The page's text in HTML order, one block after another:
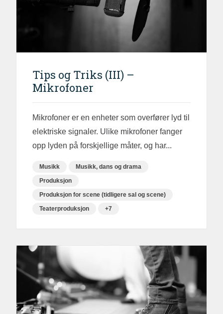
Tips og Triks (III) –
Mikrofoner
Mikrofoner er en enheter som overfører lyd til
elektriske signaler. Ulike mikrofoner fanger
opp lyden på forskjellige måter, og har...
Musikk
Musikk, dans og drama
Produksjon
Produksjon for scene (tidligere sal og scene)
Teaterproduksjon
+7